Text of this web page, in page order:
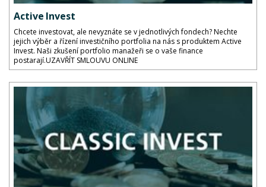
Active Invest
Chcete investovat, ale nevyznáte se v jednotlivých fondech? Nechte
jejich výběr a řízení investičního portfolia na nás s produktem Active
Invest. Naši zkušení portfolio manažeři se o vaše finance
postarají.UZAVŘÍT SMLOUVU ONLINE